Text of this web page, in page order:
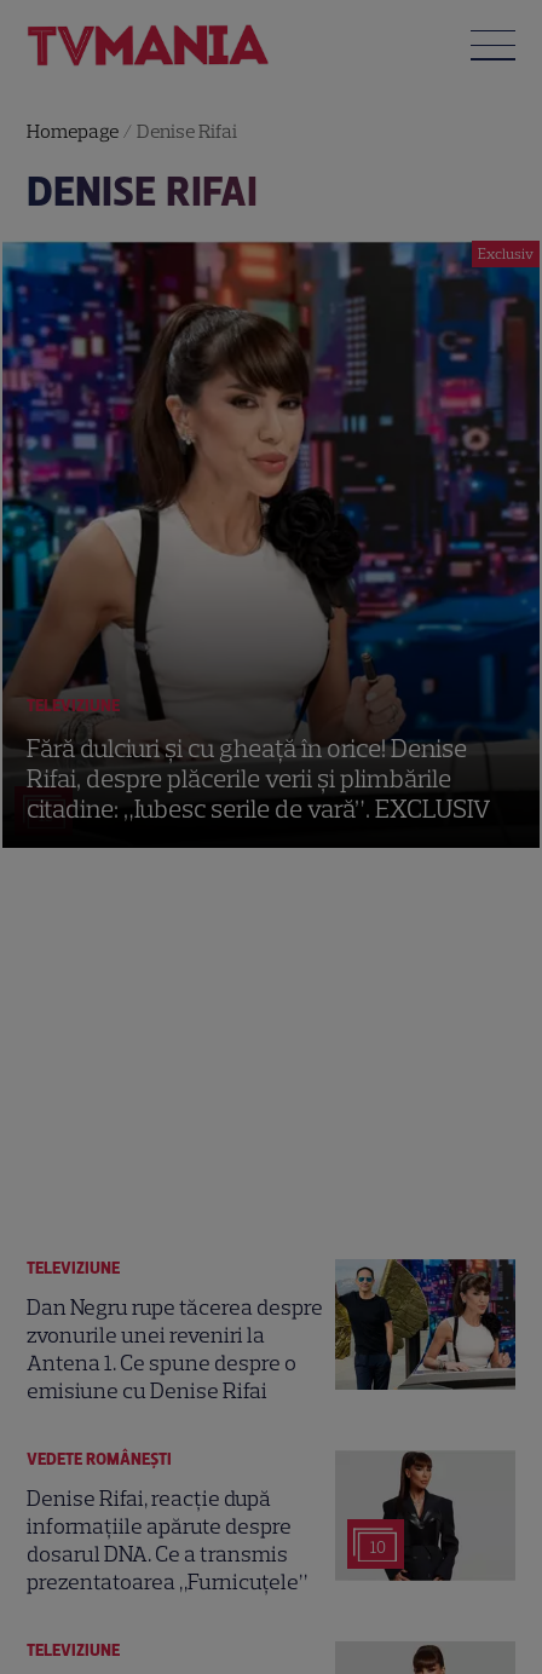
Homepage /Denise Rifai
DENISE RIFAI
TELEVIZIUNE
Dan Negru rupe tăcerea despre
zvonurile unei reveniri la
Antena 1. Ce spune despre o
emisiune cu Denise Rifai
10
VEDETE ROMÂNEŞTI
Denise Rifai, reacție după
informațiile apărute despre
dosarul DNA. Ce a transmis
prezentatoarea „Furnicuțele”
TELEVIZIUNE
Exclusiv
13
TELEVIZIUNE
Fără dulciuri și cu gheață în orice! Denise
Rifai, despre plăcerile verii și plimbările
citadine: „Iubesc serile de vară”. EXCLUSIV